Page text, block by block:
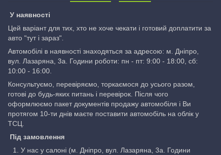
У наявності
Цей варіант для тих, хто не хоче чекати і готовий доплатити за
авто "тут і зараз".
Автомобілі в наявності знаходяться за адресою: м. Дніпро,
вул. Лазаряна, 3а. Години роботи: пн - пт: 9:00 - 18:00, сб:
10:00 - 16:00.
Консультуємо, перевіряємо, торкаємося до усього разом,
готові до будь-яких питань і перевірок. Після чого
оформлюємо пакет документів продажу автомобіля і Ви
протягом 10-ти днів маєте поставити автомобіль на облік у
ТСЦ.
Під замовлення
У нас у салоні (м. Дніпро, вул. Лазаряна, 3а. Години